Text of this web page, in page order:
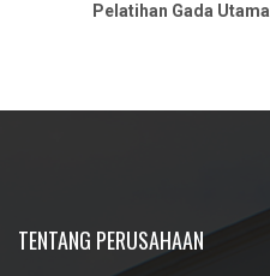
Pelatihan Gada Utama
TENTANG PERUSAHAAN